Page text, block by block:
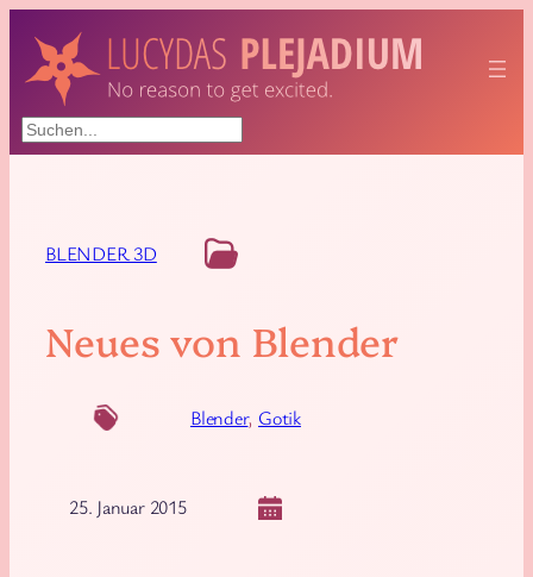
Suchen
BLENDER 3D
Neues von Blender
25. Januar 2015
Blender, Gotik